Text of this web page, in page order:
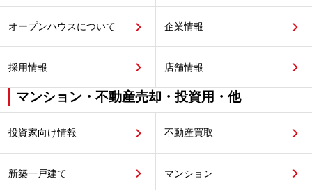
オープンハウスについて 企業情報
採用情報 店舗情報
マンション・不動産売却・投資用・他
投資家向け情報 不動産買取
新築一戸建て マンション